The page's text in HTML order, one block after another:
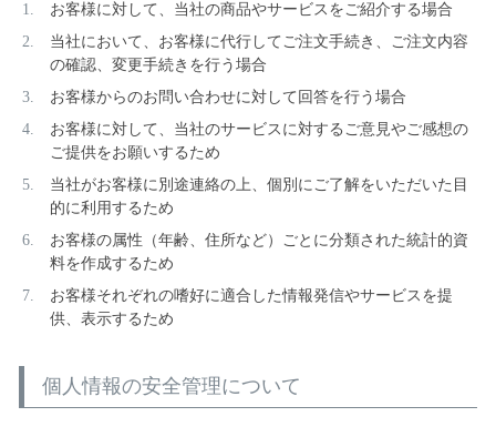
お客様に対して、当社の商品やサービスをご紹介する場合
当社において、お客様に代行してご注文手続き、ご注文内容
の確認、変更手続きを行う場合
お客様からのお問い合わせに対して回答を行う場合
お客様に対して、当社のサービスに対するご意見やご感想の
ご提供をお願いするため
当社がお客様に別途連絡の上、個別にご了解をいただいた目
的に利用するため
お客様の属性（年齢、住所など）ごとに分類された統計的資
料を作成するため
お客様それぞれの嗜好に適合した情報発信やサービスを提
供、表示するため
個人情報の安全管理について